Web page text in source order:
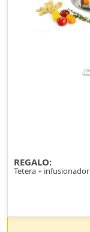
REGALO:
Tetera + infusionador